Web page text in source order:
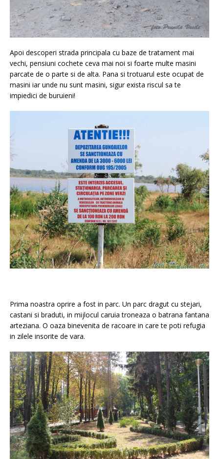
Apoi descoperi strada principala cu baze de tratament mai
vechi, pensiuni cochete ceva mai noi si foarte multe masini
parcate de o parte si de alta. Pana si trotuarul este ocupat de
masini iar unde nu sunt masini, sigur exista riscul sa te
impiedici de buruieni!
Prima noastra oprire a fost in parc. Un parc dragut cu stejari,
castani si braduti, in mijlocul caruia troneaza o batrana fantana
arteziana. O oaza binevenita de racoare in care te poti refugia
in zilele insorite de vara.